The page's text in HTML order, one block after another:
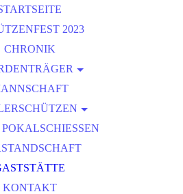
2023
CHRONIK
& BÖLLERSCHIESSEN
HUBERTUSMESSE
BÖLLER
KONTAKT